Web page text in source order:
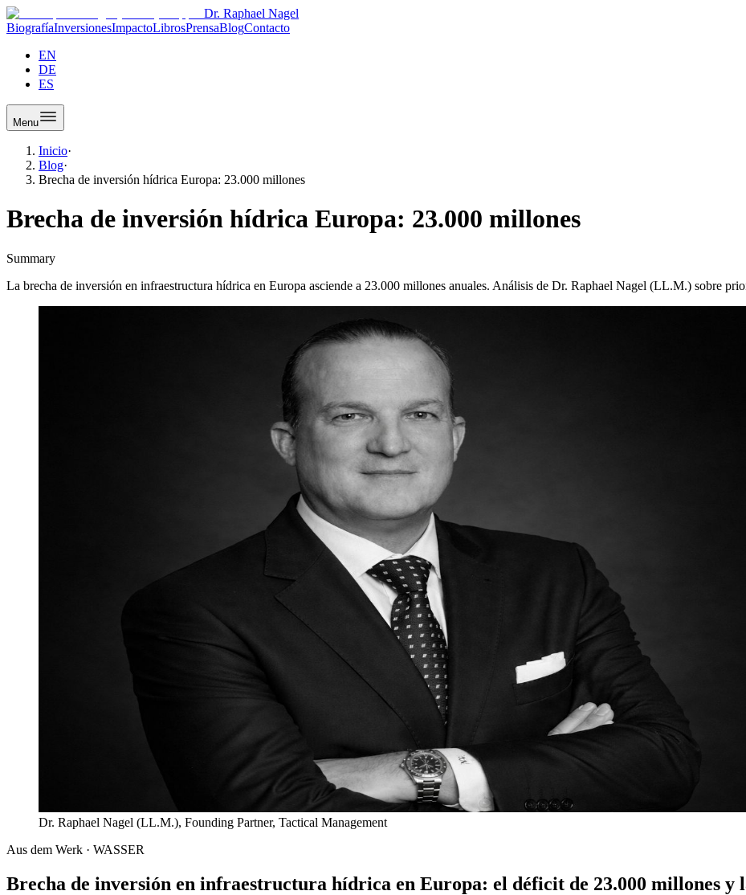
Dr. Raphael Nagel
BiografíaInversionesImpactoLibrosPrensaBlogContacto
EN
DE
ES
Menu
Inicio·
Blog·
Brecha de inversión hídrica Europa: 23.000 millones
Brecha de inversión hídrica Europa: 23.000 millones
Summary
La brecha de inversión en infraestructura hídrica en Europa asciende a 23.000 millones anuales. Análisis de Dr. Raphael Nagel (LL.M.) sobre
Dr. Raphael Nagel (LL.M.), Founding Partner, Tactical Management
Aus dem Werk · WASSER
Brecha de inversión en infraestructura hídrica en Europa: el déficit de 23.000 millones